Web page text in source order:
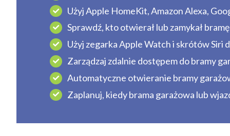
Użyj Apple HomeKit, Amazon Alexa,
Sprawdź, kto otwierał lub zamykał
Użyj zegarka Apple Watch i skrótów Siri
Zarządzaj zdalnie dostępem do bramy
Automatyczne otwieranie bramy
Zaplanuj, kiedy brama garażowa lub